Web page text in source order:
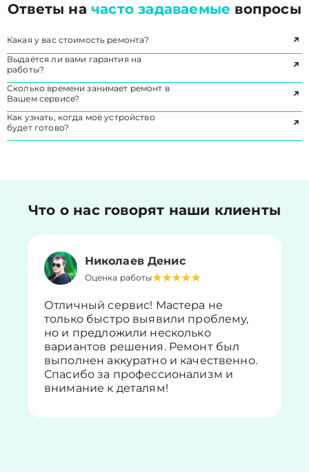
Ответы начасто задаваемые вопросы
Какая у вас стоимость ремонта?
Выдаётся ли вами гарантия на
работы?
Сколько времени занимает ремонт в
Вашем сервисе?
Как узнать, когда моё устройство
будет готово?
Что о нас говорят наши клиенты
Николаев Денис
Оценка работы
Отличный сервис! Мастера не
только быстро выявили проблему,
но и предложили несколько
вариантов решения. Ремонт был
выполнен аккуратно и качественно.
Спасибо за профессионализм и
внимание к деталям!